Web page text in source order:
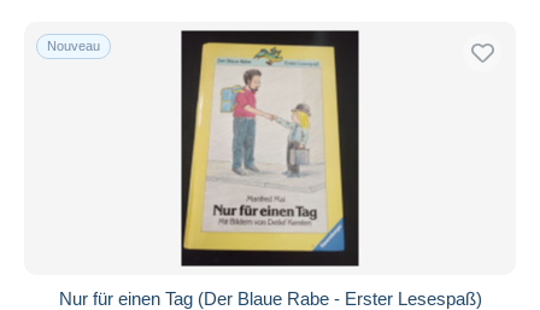
Nouveau
Nur für einen Tag (Der Blaue Rabe - Erster Lesespaß)